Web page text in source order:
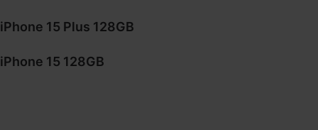
iPhone 15 Plus 128GB
iPhone 15 128GB